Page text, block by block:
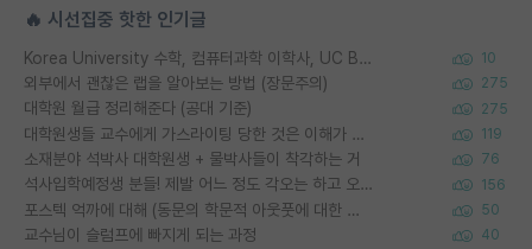
🔥 시선집중 핫한 인기글
Korea University 수학, 컴퓨터과학 이학사, UC Berkeley 산업공학 대학원 공학박사가 되는 것은 쉽지 않겠죠? 10
외부에서 괜찮은 랩을 알아보는 방법 (장문주의) 275
대학원 월급 정리해준다 (공대 기준) 275
대학원생들 교수에게 가스라이팅 당한 것은 이해가 갑니다. 안타깝네요. 119
소재분야 석박사 대학원생 + 물박사들이 착각하는 거 76
석사입학예정생 분들! 제발 어느 정도 각오는 하고 오세요. 156
포스텍 억까에 대해 (동문의 학문적 아웃풋에 대한 반박) 50
교수님이 슬럼프에 빠지게 되는 과정 40